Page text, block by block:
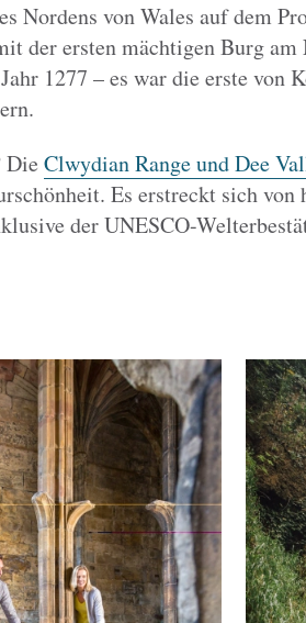
Nordens von Wales auf dem
der ersten mächtigen Burg am
1277 – es war die erste von
Die Clwydian Range und Dee
Es erstreckt sich
der UNESCO-